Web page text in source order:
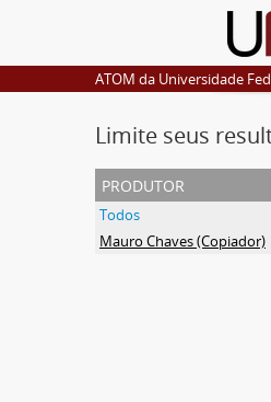
ATOM da Universidade
Limite seus
produtor
Todos
Mauro Chaves (Copiador)